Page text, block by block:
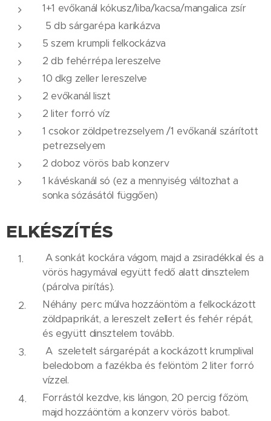
1+1 evőkanál kókusz/liba/kacsa/mangalica zsír
5 db sárgarépa karikázva
5 szem krumpli felkockázva
2 db fehérrépa lereszelve
10 dkg zeller lereszelve
2 evőkanál liszt
2 liter forró víz
1 csokor zöldpetrezselyem /1 evőkanál szárított
petrezselyem
2 doboz vörös bab konzerv
1 kávéskanál só (ez a mennyiség változhat a
sonka sózásától függően)
ELKÉSZÍTÉS
A sonkát kockára vágom, majd a zsiradékkal és a
vörös hagymával együtt fedő alatt dinsztelem
(párolva pirítás).
Néhány perc múlva hozzáöntöm a felkockázott
zöldpaprikát, a lereszelt zellert és fehér répát,
és együtt dinsztelem tovább.
A szeletelt sárgarépát a kockázott krumplival
beledobom a fazékba és felöntöm 2 liter forró
vízzel.
Forrástól kezdve, kis lángon, 20 percig főzöm,
majd hozzáöntöm a konzerv vörös babot.